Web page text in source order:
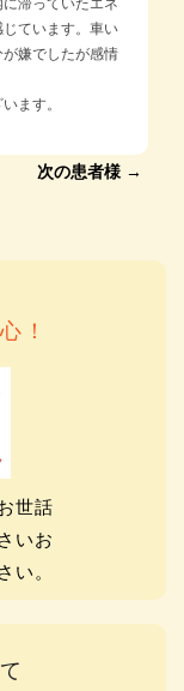
滞っていたエネ
ています。車い
嫌でしたが感情
ます。
次の患者様 →
！
世話
いお
い。